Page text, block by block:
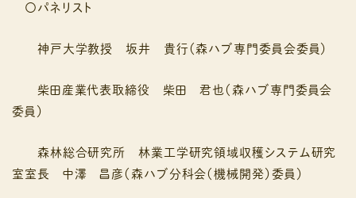
〇パネリスト
神⼾大学教授 坂井 貴⾏（森ハブ専⾨委員会委員）
柴田産業代表取締役 柴田 君也（森ハブ専⾨委員会
委員）
森林総合研究所 林業⼯学研究領域収穫システム研究
室室⻑ 中澤 昌彦（森ハブ分科会（機械開発）委員）